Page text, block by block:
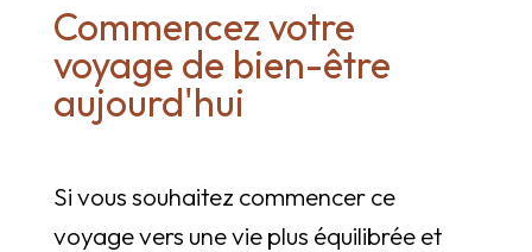
Commencez votre
voyage de bien-être
aujourd'hui
Si vous souhaitez commencer ce
voyage vers une vie plus équilibrée et